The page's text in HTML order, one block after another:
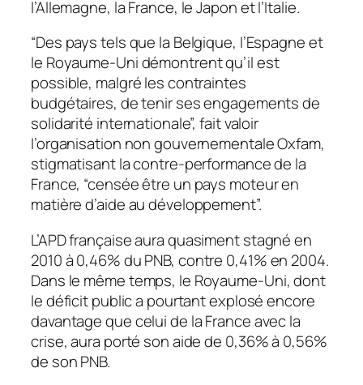
l’Allemagne, la France, le Japon et l’Italie.
“Des pays tels que la Belgique, l’Espagne et
le Royaume-Uni démontrent qu’il est
possible, malgré les contraintes
budgétaires, de tenir ses engagements de
solidarité internationale”, fait valoir
l’organisation non gouvernementale Oxfam,
stigmatisant la contre-performance de la
France, “censée être un pays moteur en
matière d’aide au développement”.
L’APD française aura quasiment stagné en
2010 à 0,46% du PNB, contre 0,41% en 2004.
Dans le même temps, le Royaume-Uni, dont
le déficit public a pourtant explosé encore
davantage que celui de la France avec la
crise, aura porté son aide de 0,36% à 0,56%
de son PNB.